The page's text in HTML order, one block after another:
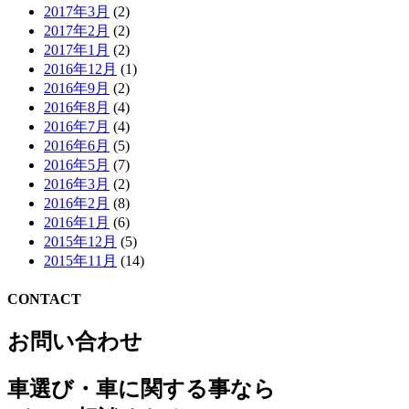
2017年3月 (2)
2017年2月 (2)
2017年1月 (2)
2016年12月 (1)
2016年9月 (2)
2016年8月 (4)
2016年7月 (4)
2016年6月 (5)
2016年5月 (7)
2016年3月 (2)
2016年2月 (8)
2016年1月 (6)
2015年12月 (5)
2015年11月 (14)
CONTACT
お問い合わせ
車選び・車に関する事なら